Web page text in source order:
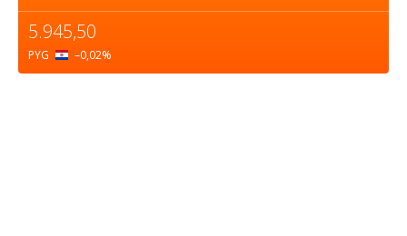
5.945,50
PYG –0,02%